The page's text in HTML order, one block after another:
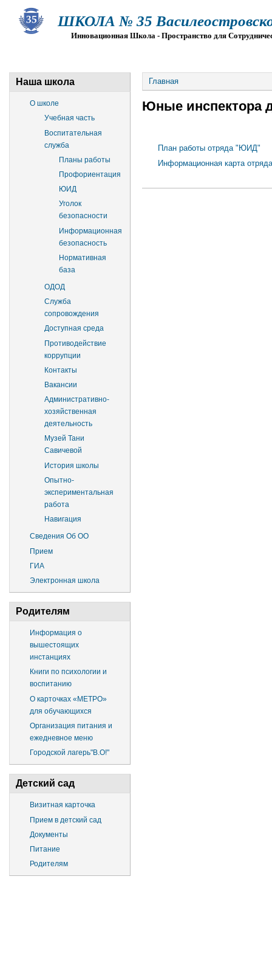
ШКОЛА № 35
Инновационная Школа - Пространство для
Наша школа
О школе
Учебная часть
Воспитательная
служба
Планы работы
Профориентация
ЮИД
Уголок
безопасности
Информационная
безопасность
Нормативная
база
ОДОД
Служба
сопровождения
Доступная среда
Противодействие
коррупции
Контакты
Вакансии
Административно-
хозяйственная
деятельность
Музей Тани
Савичевой
История школы
Опытно-
экспериментальная
работа
Навигация
Сведения Об ОО
Прием
ГИА
Электронная школа
Родителям
Информация о
вышестоящих
инстанциях
Книги по психологии и
воспитанию
О карточках «МЕТРО»
для обучающихся
Организация питания и
ежедневное меню
Городской лагерь"В.О!"
Детский сад
Визитная карточка
Прием в детский сад
Документы
Питание
Родителям
Главная
Юные инспектора
План работы отряда "ЮИД"
Информационная карта